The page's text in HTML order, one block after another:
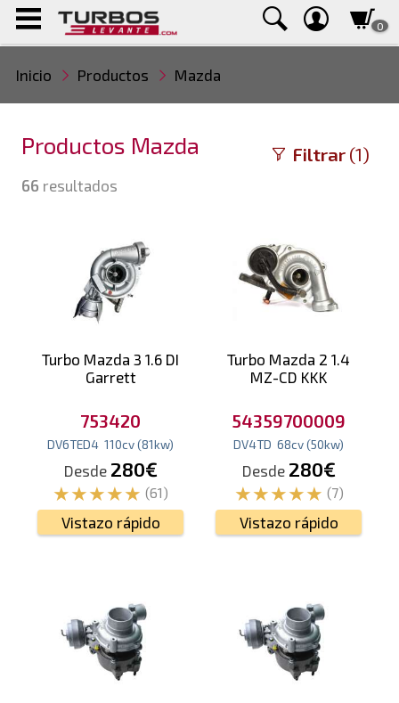
0
Inicio Productos Mazda
Productos Mazda Filtrar (1)
66 resultados
Turbo Mazda 3 1.6 DI
Garrett
753420
DV6TED4 110cv(81kw)
Desde 280€
(61)
Vistazo rápido
Turbo Mazda 2 1.4
MZ-CD KKK
54359700009
DV4TD 68cv(50kw)
Desde 280€
(7)
Vistazo rápido